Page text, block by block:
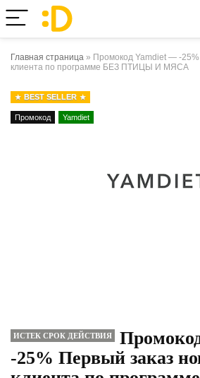
Главная страница » Промокод Yamdiet — -25%
клиента по программе БЕЗ ПТИЦЫ И МЯСА
BEST SELLER
Промокод Yamdiet
ИСТЕК СРОК ДЕЙСТВИЯ
-25% Первый заказ